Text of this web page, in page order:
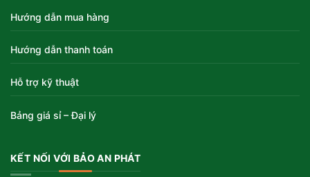
Hướng dẫn mua hàng
Hướng dẫn thanh toán
Hỗ trợ kỹ thuật
Bảng giá sỉ – Đại lý
KẾT NỐI VỚI BẢO AN PHÁT